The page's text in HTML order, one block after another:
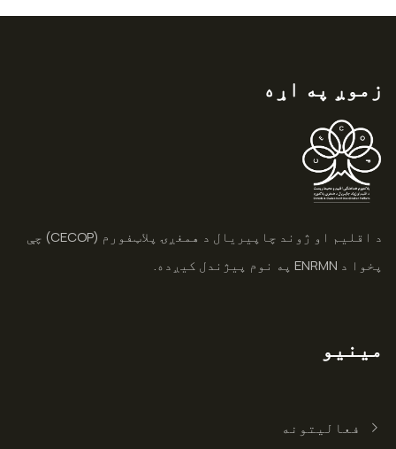
زموږ په اړه
د اقلیم او ژوند چاپیریال د همغږۍ پلاټفورم (CECOP) چې
پخوا د ENRMN په نوم پیژندل کیږده.
مینیو
فعالیتونه